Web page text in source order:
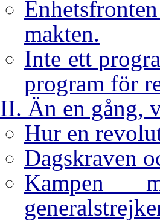
makten.
Inte ett
program för
II. Än en gång,
Hur en
Dagskraven
Kampen